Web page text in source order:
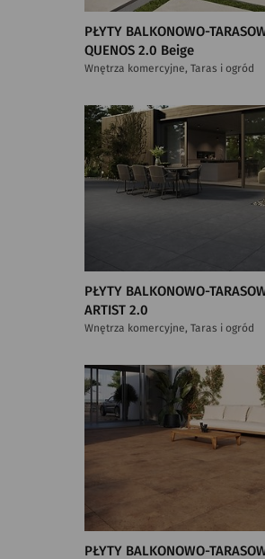
PŁYTY BALKONOWO-
QUENOS 2.0 Beige
Wnętrza komercyjne, Taras i ogród
PŁYTY BALKONOWO-
ARTIST 2.0
Wnętrza komercyjne, Taras i ogród
PŁYTY BALKONOWO-